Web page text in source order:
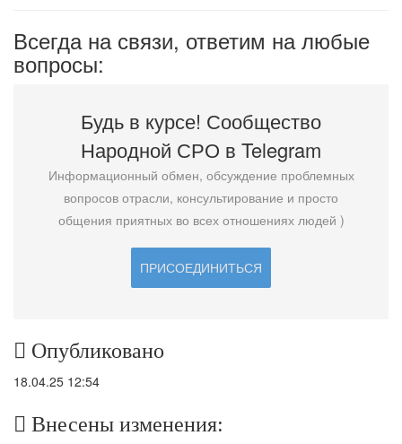
Всегда на связи, ответим на любые
вопросы:
Будь в курсе! Сообщество
Народной СРО в Telegram
Информационный обмен, обсуждение проблемных
вопросов отрасли, консультирование и просто
общения приятных во всех отношениях людей )
ПРИСОЕДИНИТЬСЯ
Опубликовано
18.04.25 12:54
Внесены изменения: